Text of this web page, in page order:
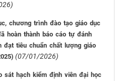
chương trình đào tạo giáo dục
hoàn thành báo cáo tự đánh
đạt tiêu chuẩn chất lượng giáo
(07/01/2026)
sát hạch kiểm định viên đại học